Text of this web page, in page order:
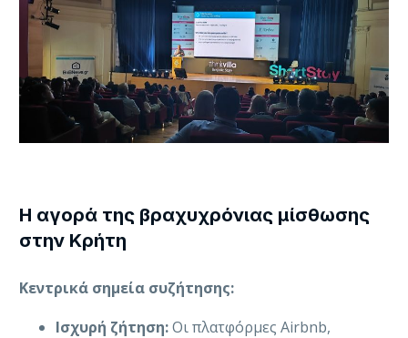
Η αγορά της βραχυχρόνιας μίσθωσης
στην Κρήτη
Κεντρικά σημεία συζήτησης:
Ισχυρή ζήτηση:Οι πλατφόρμες Airbnb,